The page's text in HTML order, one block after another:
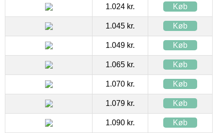
1.024 kr. Køb
1.045 kr. Køb
1.049 kr. Køb
1.065 kr. Køb
1.070 kr. Køb
1.079 kr. Køb
1.090 kr. Køb